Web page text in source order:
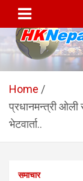
content
सञ्चालित
पत्रिका
hknepal,
Home
प्रधानमन्त्री ओली
भेटवार्ता..
समाचार